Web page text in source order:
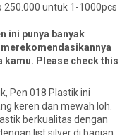
250.000 untuk 1-1000pcs
ini punya banyak
kamu. Please check this
Pen 018 Plastik ini
keren dan mewah loh.
berkualitas dengan
list silver di bagian